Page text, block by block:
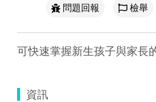
問題回報
檢舉
可快速掌握新生孩子與家長
資訊